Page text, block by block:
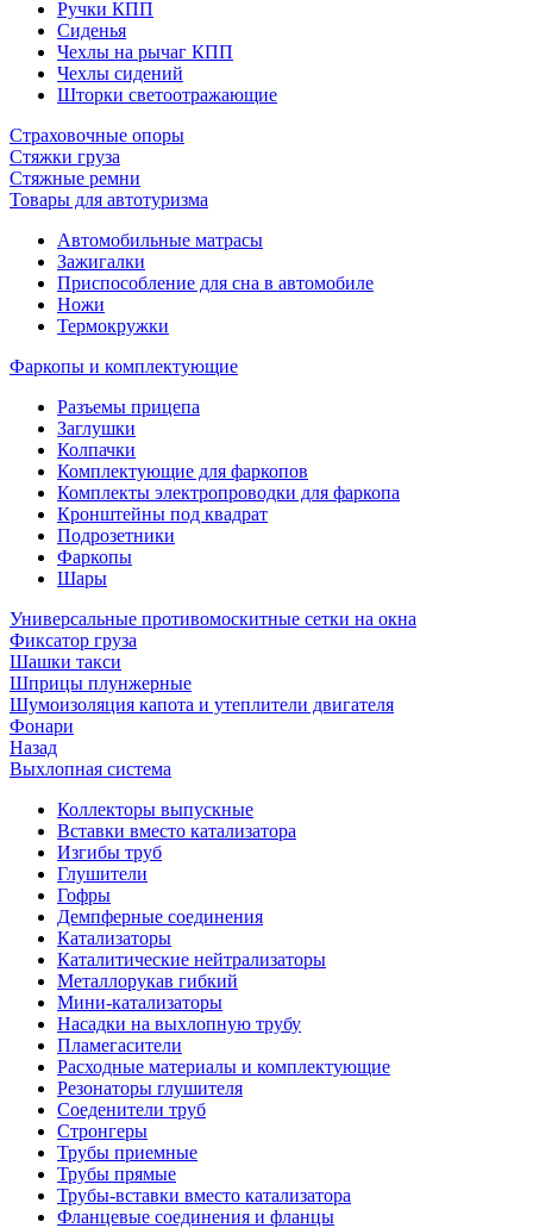
Ручки КПП
Сиденья
Чехлы на рычаг КПП
Чехлы сидений
Шторки светоотражающие
Страховочные опоры
Стяжки груза
Стяжные ремни
Товары для автотуризма
Автомобильные матрасы
Зажигалки
Приспособление для сна в автомобиле
Ножи
Термокружки
Фаркопы и комплектующие
Разъемы прицепа
Заглушки
Колпачки
Комплектующие для фаркопов
Комплекты электропроводки для фаркопа
Кронштейны под квадрат
Подрозетники
Фаркопы
Шары
Универсальные противомоскитные сетки на окна
Фиксатор груза
Шашки такси
Шприцы плунжерные
Шумоизоляция капота и утеплители двигателя
Фонари
Назад
Выхлопная система
Коллекторы выпускные
Вставки вместо катализатора
Изгибы труб
Глушители
Гофры
Демпферные соединения
Катализаторы
Каталитические нейтрализаторы
Металлорукав гибкий
Мини-катализаторы
Насадки на выхлопную трубу
Пламегасители
Расходные материалы и комплектующие
Резонаторы глушителя
Соеденители труб
Стронгеры
Трубы приемные
Трубы прямые
Трубы-вставки вместо катализатора
Фланцевые соединения и фланцы